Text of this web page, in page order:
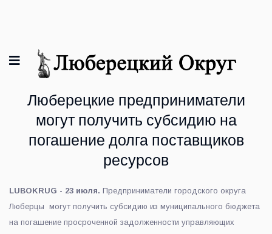
Люберецкие предприниматели
могут получить субсидию на
погашение долга поставщиков
ресурсов
LUBOKRUG - 23 июля. Предприниматели городского округа
Люберцы могут получить субсидию из муниципального бюджета
на погашение просроченной задолженности управляющих